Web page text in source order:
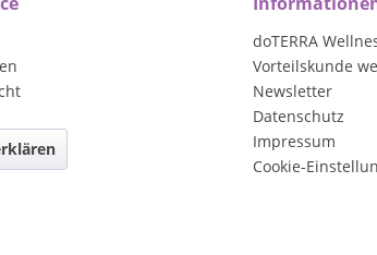
doTERRA
Vorteilskunde
Newsletter
Datenschutz
Impressum
Cookie-